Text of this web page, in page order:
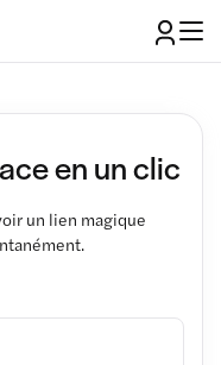
en un clic
un lien magique